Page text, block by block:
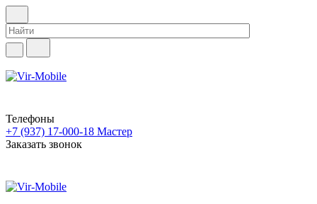
Телефоны
+7 (937) 17-000-18 Мастер
Заказать звонок